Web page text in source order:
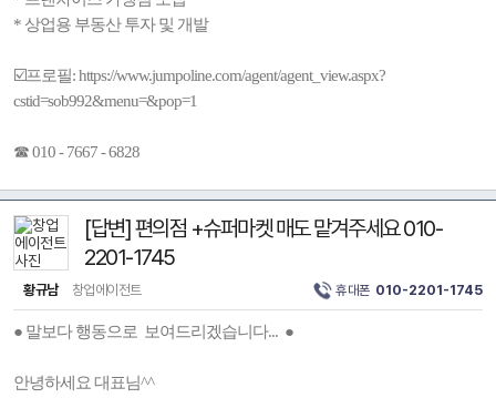
* 상업용 부동산 투자 및 개발
☑️프로필: https://www.jumpoline.com/agent/agent_view.aspx?
cstid=sob992&menu=&pop=1
☎ 010 - 7667 - 6828
[답변] 편의점 +슈퍼마켓 매도 맡겨주세요 010-
2201-1745
황규남 창업에이전트 휴대폰 010-2201-1745
● 말보다 행동으로 보여드리겠습니다... ●
안녕하세요 대표님^^